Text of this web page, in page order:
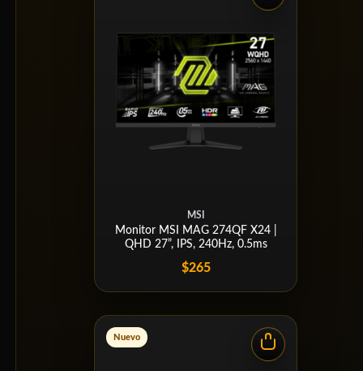
MSI
Monitor MSI MAG 274QF X24 |
QHD 27”, IPS, 240Hz, 0.5ms
$265
Nuevo